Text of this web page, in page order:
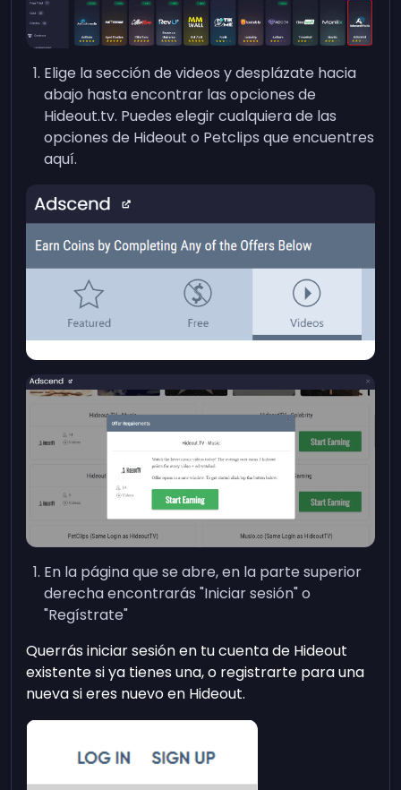
Elige la sección de videos y desplázate hacia
abajo hasta encontrar las opciones de
Hideout.tv. Puedes elegir cualquiera de las
opciones de Hideout o Petclips que encuentres
aquí.
En la página que se abre, en la parte superior
derecha encontrarás "Iniciar sesión" o
"Regístrate"
Querrás iniciar sesión en tu cuenta de Hideout
existente si ya tienes una, o registrarte para una
nueva si eres nuevo en Hideout.